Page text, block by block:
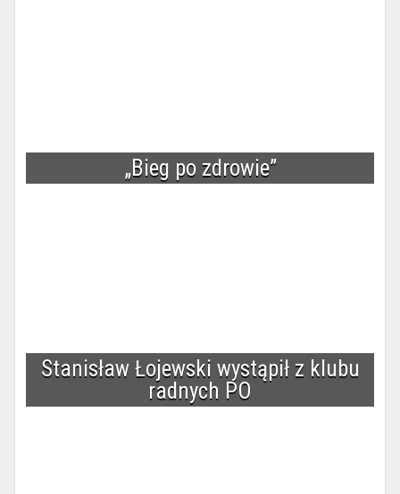
„Bieg po zdrowie”
Stanisław Łojewski wystąpił z klubu
radnych PO